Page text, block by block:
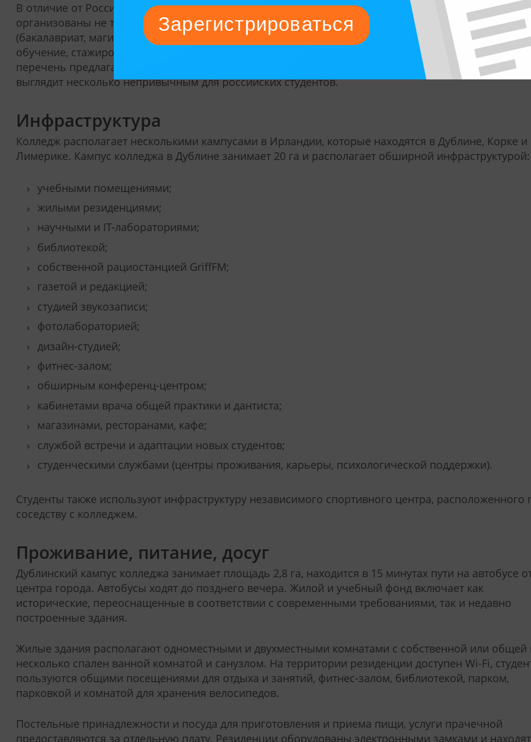
В отличие от России факультеты в Ирландии не обладают единообразной структурой и зачастую
организованы не только по предметным областям (право, языки), но и по образовательным
(бакалавриат, магистратура, повышение квалификации), типам предлагаемых программ
обучение, стажировки, короткие программы), возрасту студентов (lifelong learning). Именно
перечень предлагаемых колледжем Гриффита факультетов не обладает строгим единообразием и
выглядит несколько непривычным для российских студентов.
Инфраструктура
Колледж располагает несколькими кампусами в Ирландии, которые находятся в Дублине, Корке и
Лимерике. Кампус колледжа в Дублине занимает 20 га и располагает обширной инфраструктурой:
учебными помещениями;
жилыми резиденциями;
научными и IT-лабораториями;
библиотекой;
собственной рациостанцией GriffFM;
газетой и редакцией;
студией звукозаписи;
фотолабораторией;
дизайн-студией;
фитнес-залом;
обширным конференц-центром;
кабинетами врача общей практики и дантиста;
магазинами, ресторанами, кафе;
службой встречи и адаптации новых студентов;
студенческими службами (центры проживания, карьеры, психологической поддержки).
Студенты также используют инфраструктуру независимого спортивного центра, расположенного
соседству с колледжем.
Проживание, питание, досуг
Дублинский кампус колледжа занимает площадь 2,8 га, находится в 15 минутах пути на автобусе
центра города. Автобусы ходят до позднего вечера. Жилой и учебный фонд включает как
исторические, переоснащенные в соответствии с современными требованиями, так и недавно
построенные здания.
Жилые здания располагают одноместными и двухместными комнатами с собственной или общей
несколько спален ванной комнатой и санузлом. На территории резиденции доступен Wi-Fi,
пользуются общими посещениями для отдыха и занятий, фитнес-залом, библиотекой, парком,
парковкой и комнатой для хранения велосипедов.
Постельные принадлежности и посуда для приготовления и приема пищи, услуги прачечной
предоставляются за отдельную плату. Резиденции оборудованы электронными замками и